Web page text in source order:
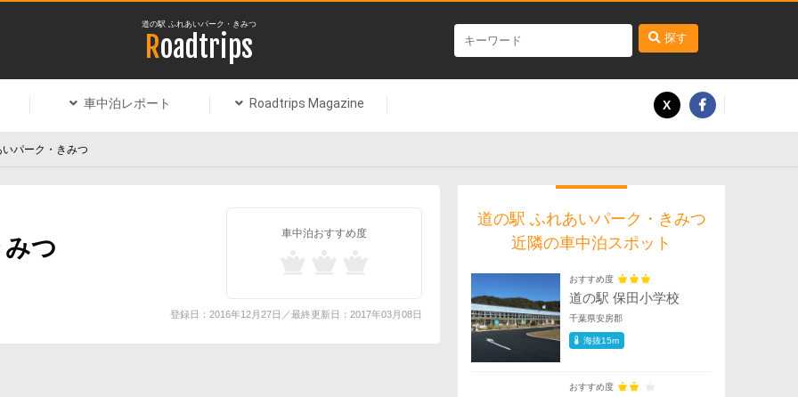
道の駅 ふれあいパーク・きみつ
Roadtrips 探す
車中泊レポート Roadtrips Magazine
パーク・きみつ
つ
車中泊おすすめ度
登録日：2016年12月27日／最終更新日：2017年03月08日
道の駅 ふれあいパーク・きみつ
近隣の車中泊スポット
おすすめ度
道の駅 保田小学校
千葉県安房郡
海抜15m
おすすめ度